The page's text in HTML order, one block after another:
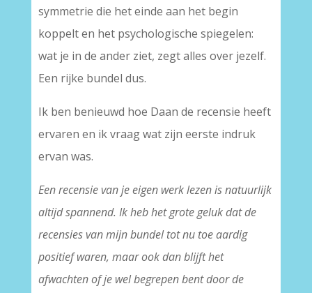
symmetrie die het einde aan het begin
koppelt en het psychologische spiegelen:
wat je in de ander ziet, zegt alles over jezelf.
Een rijke bundel dus.
Ik ben benieuwd hoe Daan de recensie heeft
ervaren en ik vraag wat zijn eerste indruk
ervan was.
Een recensie van je eigen werk lezen is natuurlijk
altijd spannend. Ik heb het grote geluk dat de
recensies van mijn bundel tot nu toe aardig
positief waren, maar ook dan blijft het
afwachten of je wel begrepen bent door de